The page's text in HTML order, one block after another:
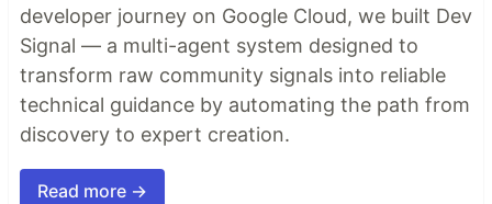
developer journey on Google Cloud, we built Dev
Signal — a multi-agent system designed to
transform raw community signals into reliable
technical guidance by automating the path from
discovery to expert creation.
Read more →